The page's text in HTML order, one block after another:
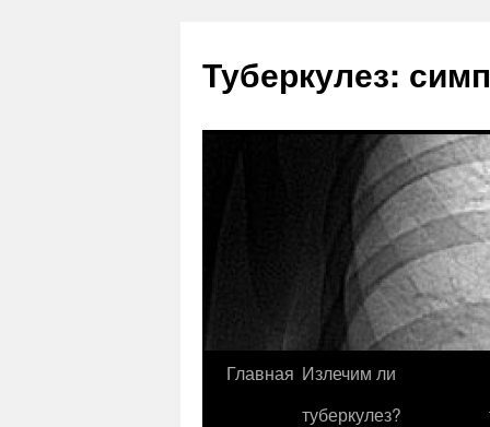
Туберкулез:
Главная Излечим ли
туберкулез?